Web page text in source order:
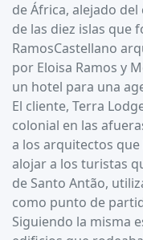
de África, alejado
de las diez islas que
RamosCastellano
por Eloisa Ramos y
un hotel para una
El cliente, Terra
colonial en las
a los arquitectos
alojar a los turistas
de Santo Antão,
como punto de
Siguiendo la misma